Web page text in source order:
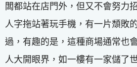
闆都站在店門外，但又不會努力
人字拖站著玩手機，有一片頹敗
過，有趣的是，這種商場通常也
人大開眼界，如一樓有一家儲了